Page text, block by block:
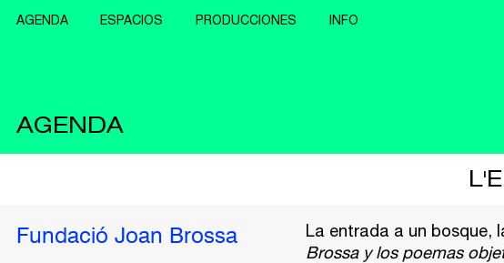
AGENDA ESPACIOS PRODUCCIONES INFO
AGENDA
Fundació Joan Brossa La entrada a un bosque,
Brossa y los poemas